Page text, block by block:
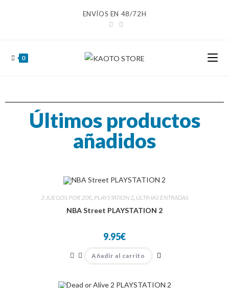
ENVÍOS EN 48/72H
0
Últimos productos
añadidos
3 JUEGOS POR 20€, PLAYSTATION 2, ÚLTIMAS ENTRADAS
NBA Street PLAYSTATION 2
9.95€
Añadir al carrito